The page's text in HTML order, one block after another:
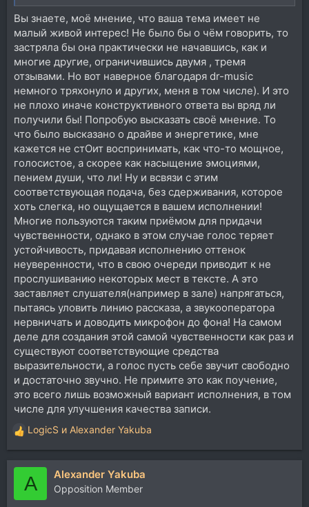
Вы знаете, моё мнение, что ваша тема имеет не
малый живой интерес! Не было бы о чём говорить, то
застряла бы она практически не начавшись, как и
многие другие, ограничившись двумя , тремя
отзывами. Но вот наверное благодаря dr-music
немного тряхонуло и других, меня в том числе). И это
не плохо иначе конструктивного ответа вы вряд ли
получили бы! Попробую высказать своё мнение. То
что было высказано о драйве и энергетике, мне
кажется не стОит воспринимать, как что-то мощное,
голосистое, а скорее как насыщение эмоциями,
пением души, что ли! Ну и всвязи с этим
соответствующая подача, без сдерживания, которое
хоть слегка, но ощущается в вашем исполнении!
Многие пользуются таким приёмом для придачи
чувственности, однако в этом случае голос теряет
устойчивость, придавая исполнению оттенок
неуверенности, что в свою очереди приводит к не
прослушиванию некоторых мест в тексте. А это
заставляет слушателя(например в зале) напрягаться,
пытаясь уловить линию рассказа, а звукооператора
нервничать и доводить микрофон до фона! На самом
деле для создания этой самой чувственности как раз и
существуют соответствующие средства
выразительности, а голос пусть себе звучит свободно
и достаточно звучно. Не примите это как поучение,
это всего лишь возможный вариант исполнения, в том
числе для улучшения качества записи.
Р
е
а
и
LogicS и Alexander Yakuba
A Alexander Yakuba
Opposition Member